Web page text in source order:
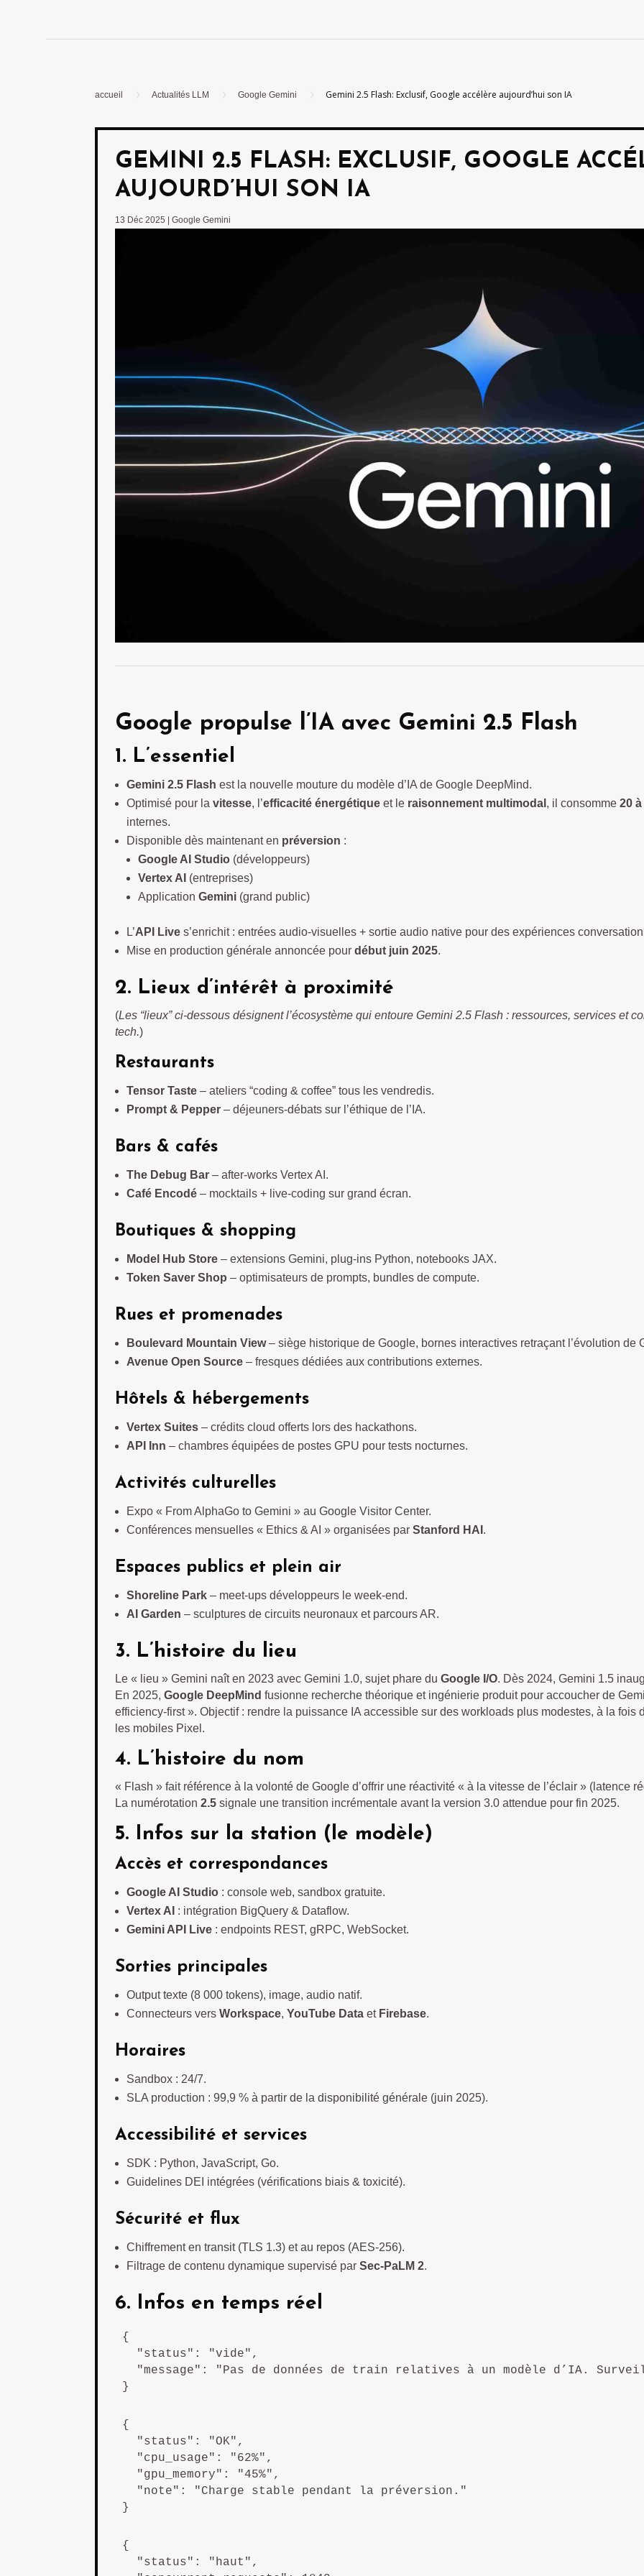
accueil 5 Actualités LLM 5 Google Gemini 5 Gemini 2.5 Flash: Exclusif, Google accélère aujourd’hui son IA
GEMINI 2.5 FLASH: EXCLUSIF, GOOGLE
AUJOURD’HUI SON IA
13 Déc 2025 Google Gemini
Google propulse l’IA avec Gemini 2.5 Flash
1. L’essentiel
Gemini 2.5 Flash est la nouvelle mouture du modèle d’IA de Google DeepMind.
Optimisé pour la vitesse, l’efficacité énergétique et le raisonnement multimodal , il consomme 20
internes.
Disponible dès maintenant en préversion :
Google AI Studio (développeurs)
Vertex AI (entreprises)
Application Gemini (grand public)
L’API Live s’enrichit : entrées audio-visuelles + sortie audio native pour des expériences
Mise en production générale annoncée pour début juin 2025.
2. Lieux d’intérêt à proximité
(Les “lieux” ci-dessous désignent l’écosystème qui entoure Gemini 2.5 Flash : ressources, services et
tech.)
Restaurants
Tensor Taste – ateliers “coding & coffee” tous les vendredis.
Prompt & Pepper – déjeuners-débats sur l’éthique de l’IA.
Bars & cafés
The Debug Bar – after-works Vertex AI.
Café Encodé – mocktails + live-coding sur grand écran.
Boutiques & shopping
Model Hub Store – extensions Gemini, plug-ins Python, notebooks JAX.
Token Saver Shop – optimisateurs de prompts, bundles de compute.
Rues et promenades
Boulevard Mountain View– siège historique de Google, bornes interactives retraçant l’évolution de
Avenue Open Source – fresques dédiées aux contributions externes.
Hôtels & hébergements
Vertex Suites – crédits cloud offerts lors des hackathons.
API Inn – chambres équipées de postes GPU pour tests nocturnes.
Activités culturelles
Expo « From AlphaGo to Gemini » au Google Visitor Center.
Conférences mensuelles « Ethics & AI » organisées par Stanford HAI .
Espaces publics et plein air
Shoreline Park – meet-ups développeurs le week-end.
AI Garden – sculptures de circuits neuronaux et parcours AR.
3. L’histoire du lieu
Le « lieu » Gemini naît en 2023 avec Gemini 1.0, sujet phare du Google I/O. Dès 2024, Gemini 1.5
En 2025, Google DeepMind fusionne recherche théorique et ingénierie produit pour accoucher de
efficiency-first ». Objectif : rendre la puissance IA accessible sur des workloads plus modestes, à la fois
les mobiles Pixel.
4. L’histoire du nom
« Flash » fait référence à la volonté de Google d’offrir une réactivité « à la vitesse de l’éclair » (latence
La numérotation 2.5 signale une transition incrémentale avant la version 3.0 attendue pour fin 2025.
5. Infos sur la station (le modèle)
Accès et correspondances
Google AI Studio : console web, sandbox gratuite.
Vertex AI : intégration BigQuery & Dataflow.
Gemini API Live : endpoints REST, gRPC, WebSocket.
Sorties principales
Output texte (8 000 tokens), image, audio natif.
Connecteurs vers Workspace, YouTube Data et Firebase.
Horaires
Sandbox : 24/7.
SLA production : 99,9 % à partir de la disponibilité générale (juin 2025).
Accessibilité et services
SDK : Python, JavaScript, Go.
Guidelines DEI intégrées (vérifications biais & toxicité).
Sécurité et flux
Chiffrement en transit (TLS 1.3) et au repos (AES-256).
Filtrage de contenu dynamique supervisé par Sec-PaLM 2.
6. Infos en temps réel
{
  "status": "vide",
"message": "Pas de données de train relatives à un modèle d’IA.
}
{
  "status": "OK",
  "cpu_usage": "62%",
  "gpu_memory": "45%",
  "note": "Charge stable pendant la préversion."
}
{
  "status": "haut",